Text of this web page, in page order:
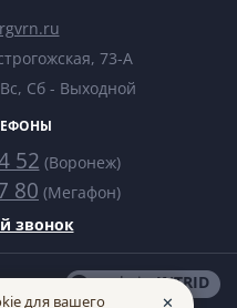
73-А
Сб - Выходной
52 (Воронеж)
80 (Мегафон)
звонок
made inINTRID
для вашего ✕